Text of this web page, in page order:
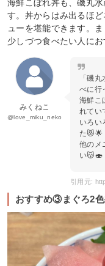
海鮮こぼれ丼も、磯丸
す。丼からはみ出るほ
ューを堪能できます。
少しづつ食べたい人にお
みくねこ
@love_miku_neko
「磯
べに行
海鮮こ
れてい
いろい
た😻🌟
他のメ
い😽🍣
おすすめ③まぐろ2色